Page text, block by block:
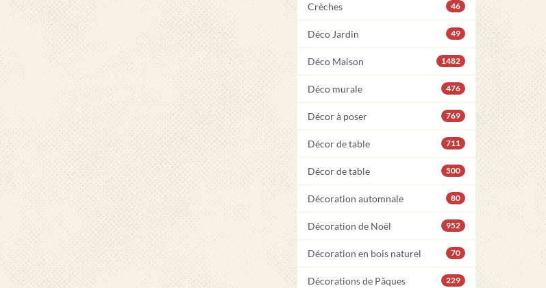
Crèches 46
Déco Jardin 49
Déco Maison 1482
Déco murale 476
Décor à poser 769
Décor de table 711
Décor de table 500
Décoration automnale 80
Décoration de Noël 952
Décoration en bois naturel 70
Décorations de Pâques 229